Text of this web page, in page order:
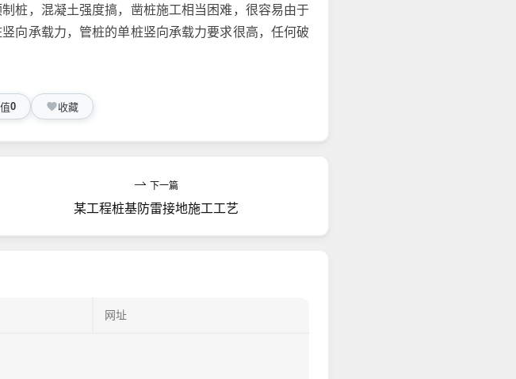
桩，混凝土强度搞，凿桩施工相当困难，很容易由于
向承载力，管桩的单桩竖向承载力要求很高，任何破
0 收藏
下一篇
某工程桩基防雷接地施工工艺